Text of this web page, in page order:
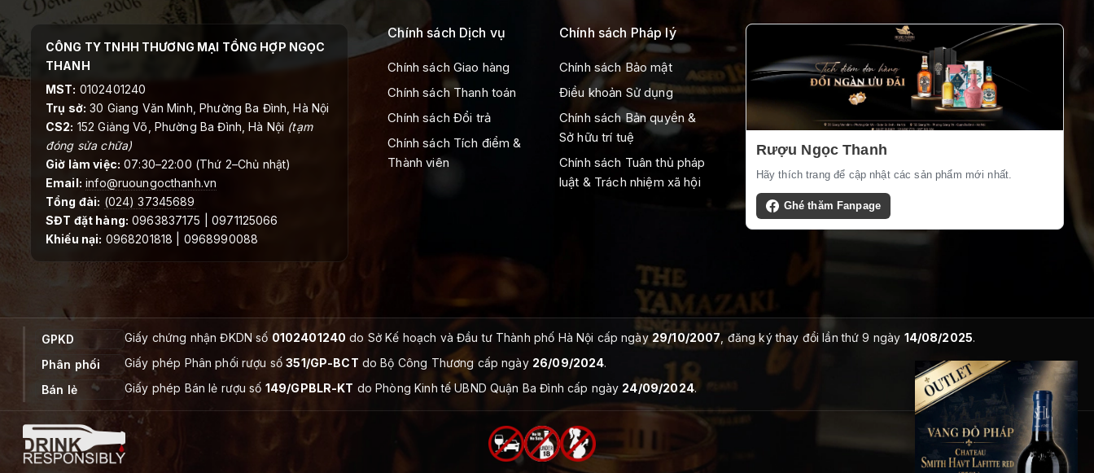
CÔNG TY TNHH THƯƠNG MẠI TỔNG HỢP NGỌC
THANH
MST: 0102401240
Trụ sở: 30 Giang Văn Minh, Phường Ba Đình, Hà Nội
CS2: 152 Giảng Võ, Phường Ba Đình, Hà Nội (tạm
đóng sửa chữa)
Giờ làm việc: 07:30–22:00 (Thứ 2–Chủ nhật)
Email: info@ruoungocthanh.vn
Tổng đài: (024) 37345689
SĐT đặt hàng: 0963837175 | 0971125066
Khiếu nại: 0968201818 | 0968990088
Chính sách Dịch vụ
Chính sách Giao hàng
Chính sách Thanh toán
Chính sách Đổi trả
Chính sách Tích điểm &
Thành viên
Chính sách Pháp lý
Chính sách Bảo mật
Điều khoản Sử dụng
Chính sách Bản quyền &
Sở hữu trí tuệ
Chính sách Tuân thủ pháp
luật & Trách nhiệm xã hội
Rượu Ngọc Thanh
Hãy thích trang để cập nhật các sản phẩm mới nhất.
Ghé thăm Fanpage
GPKD Giấy chứng nhận ĐKDN số 0102401240 do Sở Kế hoạch và Đầu tư Thành phố Hà Nội cấp ngày29/10/2007 , đăng ký thay đổi lần thứ 9 ngày 14/08/2025.
Phân phối
Giấy phép Phân phối rượu số351/GP-BCT do Bộ Công Thương cấp ngày 26/09/2024.
Bán lẻ
Giấy phép Bán lẻ rượu số 149/GPBLR-KT do Phòng Kinh tế UBND Quận Ba Đình cấp ngày 24/09/2024.